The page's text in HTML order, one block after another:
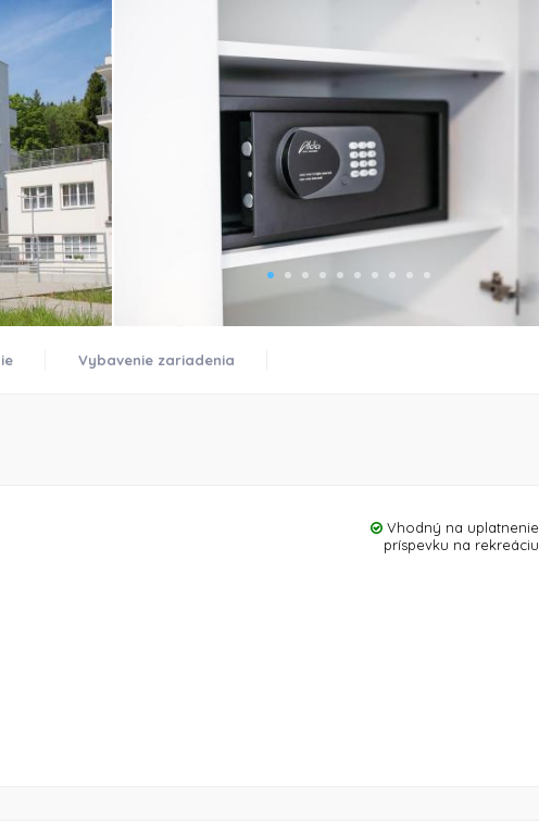
Vybavenie zariadenia
Vhodný na uplatnenie
príspevku na rekreáciu